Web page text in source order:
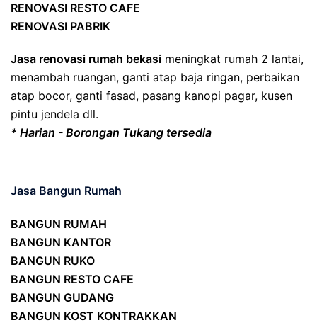
RENOVASI RESTO CAFE
RENOVASI PABRIK
Jasa renovasi rumah bekasi meningkat rumah 2 lantai,
menambah ruangan, ganti atap baja ringan, perbaikan
atap bocor, ganti fasad, pasang kanopi pagar, kusen
pintu jendela dll.
* Harian - Borongan Tukang tersedia
Jasa Bangun Rumah
BANGUN RUMAH
BANGUN KANTOR
BANGUN RUKO
BANGUN RESTO CAFE
BANGUN GUDANG
BANGUN KOST KONTRAKKAN